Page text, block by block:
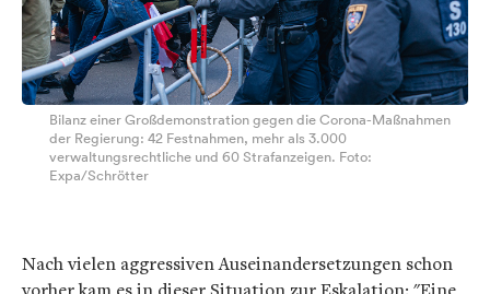
Bilanz einer Großdemonstration gegen die Corona-Maßnahmen
der Regierung: 42 Festnahmen, mehr als 3.000
verwaltungsrechtliche und 60 Strafanzeigen. Foto:
Expa/Schrötter
Nach vielen aggressiven Auseinandersetzungen schon